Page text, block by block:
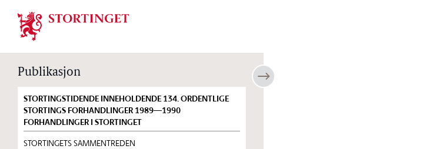
Stortinget.no
Publikasjon
STORTINGSTIDENDE INNEHOLDENDE 134. ORDENTLIGE
STORTINGS FORHANDLINGER 1989—1990
FORHANDLINGER I STORTINGET
STORTINGETS SAMMENTREDEN